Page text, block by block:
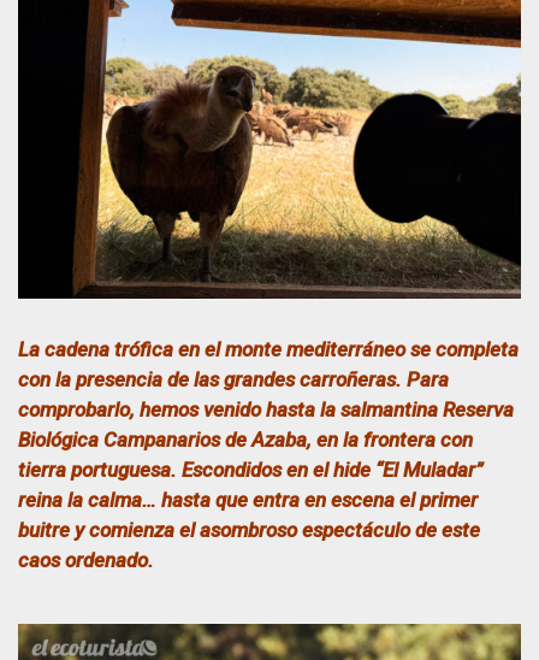
La cadena trófica en el monte mediterráneo se completa
con la presencia de las grandes carroñeras. Para
comprobarlo, hemos venido hasta la salmantina Reserva
Biológica Campanarios de Azaba, en la frontera con
tierra portuguesa. Escondidos en el hide “El Muladar”
reina la calma… hasta que entra en escena el primer
buitre y comienza el asombroso espectáculo de este
caos ordenado.